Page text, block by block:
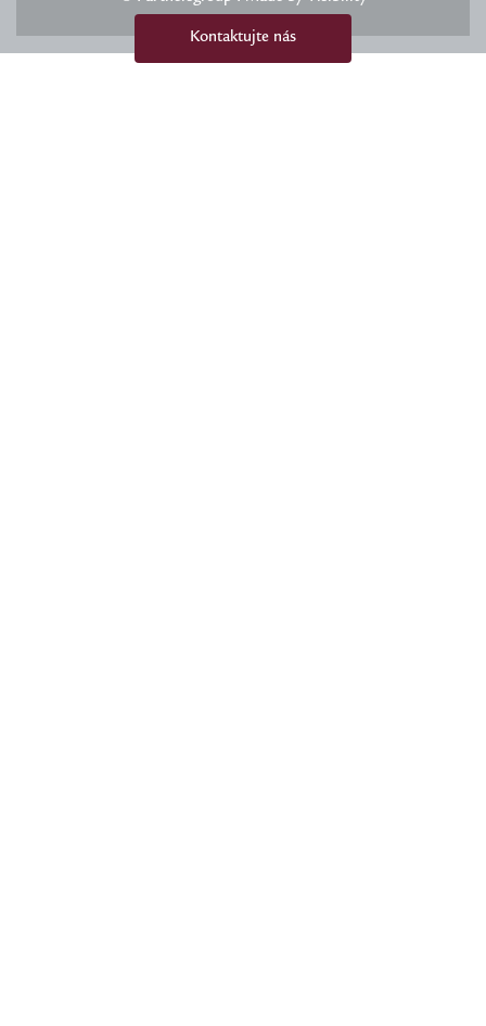
Kontaktujte nás